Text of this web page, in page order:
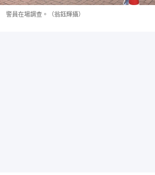
警員在場調查。（翁鈺輝攝）